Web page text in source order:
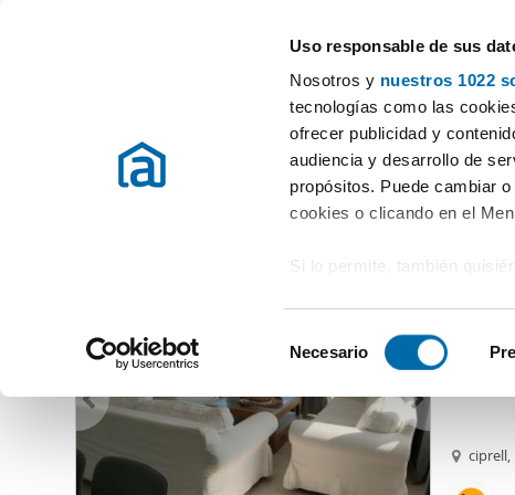
Uso responsable de sus
Nosotros y nuestros 1022
tecnologías como las
ofrecer publicidad y
audiencia y desarrollo de
propósitos. Puede cambiar
cookies o clicando en el
Si lo permite, también
Identificar su dispositivo
Obtenga más información
preferencias en la
en la Declaración de
e
e
c
c
Necesario
Mietwohnungen Balearische Inseln Vermieten Wohnung
Vermieten Wohnung Balearische Inseln Provinz (517
ciprell,